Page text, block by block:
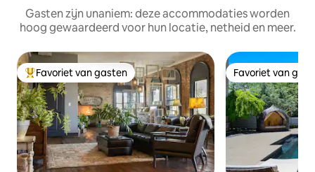
Gasten zijn unaniem: deze accommodaties worden
hoog gewaardeerd voor hun locatie, netheid en meer.
Topfavoriet van gasten
Favoriet van gasten Favoriet van
Favoriet van